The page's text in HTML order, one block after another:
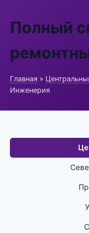
Полный
Главная »
Инженерия